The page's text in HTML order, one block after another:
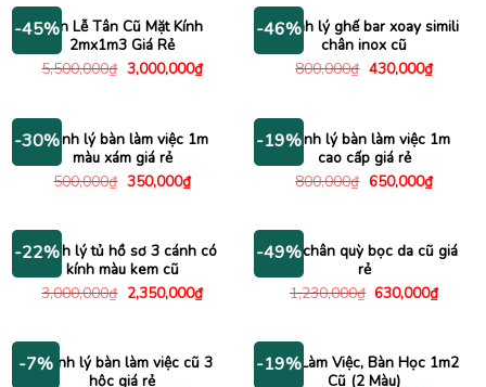
1,450,000₫.
-45%Bàn Lễ Tân Cũ Mặt Kính
2mx1m3 Giá Rẻ
5,500,000₫ Giá
gốc
3,000,000₫Giá
hiện
3,000,000₫.
-46%
Thanh lý ghế bar xoay simili
chân inox cũ
800,000₫ Giá
430,000₫Giá
hiện
-30%Thanh lý bàn làm việc 1m
màu xám giá rẻ
500,000₫ Giá
350,000₫Giá
hiện
350,000₫.
-19%Thanh lý bàn làm việc 1m
cao cấp giá rẻ
800,000₫ Giá
650,000₫Giá
hiện
-22%
Thanh lý tủ hồ sơ 3 cánh có
kính màu kem cũ
3,000,000₫ Giá
gốc
2,350,000₫Giá
hiện
2,350,000₫.
-49%
Ghế chân quỳ bọc da cũ giá
rẻ
1,230,000₫ Giá
630,000₫Giá
hiện
-7%
Thanh lý bàn làm việc cũ 3
hộc giá rẻ
-19%
Bàn Làm Việc, Bàn Học 1m2
Cũ (2 Màu)